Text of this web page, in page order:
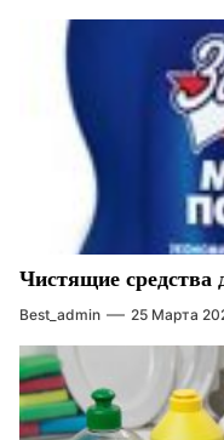
Чистящие средства
Best_admin 25 Марта